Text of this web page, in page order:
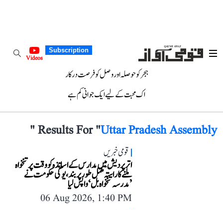
Subscription
Videos
ہجر کو حوصلہ اور وصل کو فرصت درکار
اک محبت کے لیے ایک جوانی کم ہے
Results For "Uttar Pradesh Assembly
"
قومی خبریں
اتر پردیش میں مدارس کے اساتذہ کو وقت پر تنخواہ
ملنے کا راستہ مکمل طور پر بند، یوگی حکومت نے
’مدرسہ تنخواہ بل‘ واپس لیا
06 Aug 2026, 1:40 PM